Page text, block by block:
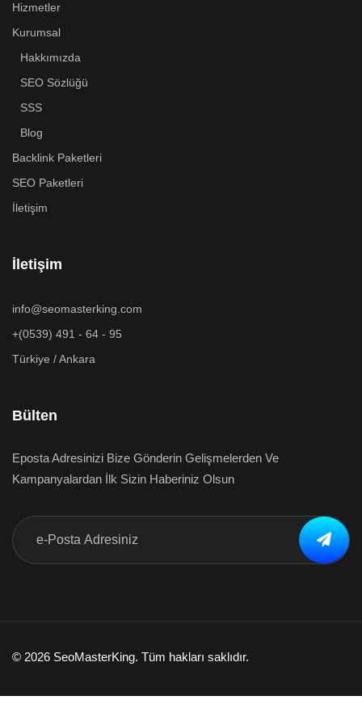
Hizmetler
Kurumsal
Hakkımızda
SEO Sözlüğü
SSS
Blog
Backlink Paketleri
SEO Paketleri
İletişim
İletişim
info@seomasterking.com
+(0539) 491 - 64 - 95
Türkiye / Ankara
Bülten
Eposta Adresinizi Bize Gönderin Gelişmelerden Ve
Kampanyalardan İlk Sizin Haberiniz Olsun
© 2026 SeoMasterKing. Tüm hakları saklıdır.